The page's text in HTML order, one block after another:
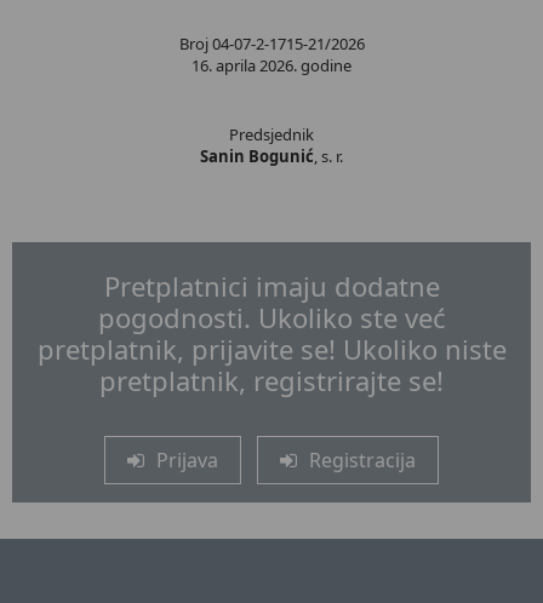
Broj 04-07-2-1715-21/2026
16. aprila 2026. godine
Predsjednik
Sanin Bogunić, s. r.
Pretplatnici imaju dodatne
pogodnosti. Ukoliko ste već
pretplatnik, prijavite se! Ukoliko niste
pretplatnik, registrirajte se!
Prijava Registracija